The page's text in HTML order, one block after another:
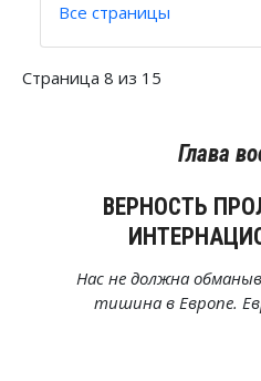
Все страницы
Страница 8 из 15
Глава
ВЕРНОСТЬ
Нас не должна
тишина в Европе.